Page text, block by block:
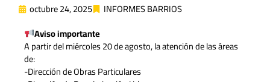
octubre 24, 2025
INFORMES BARRIOS
Aviso importante
A partir del miércoles 20 de agosto, la atención de las áreas
de:
-Dirección de Obras Particulares